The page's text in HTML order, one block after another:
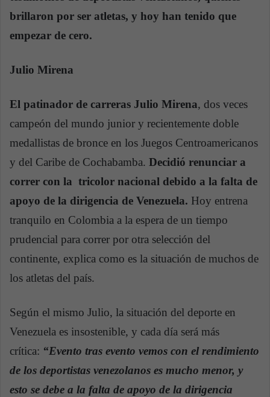
brillaron por ser atletas, y hoy han tenido que
empezar de cero.
Julio Mirena
El patinador de carreras Julio Mirena, dos veces
campeón del mundo junior y recientemente doble
medallistas de bronce en los Juegos Centroamericanos
y del Caribe de Cochabamba. Decidió renunciar a
correr con la tricolor nacional debido a la falta de
apoyo de la dirigencia de Venezuela. Hoy entrena
tranquilo en Colombia a la espera de un tiempo
prudencial para correr por otra selección del
continente, explica como es la situación de muchos de
los atletas del país.
Según el mismo Julio, la situación del deporte en
Venezuela es insostenible, y cada día será más
crítica: “Evento tras evento vemos con el rendimiento
de los deportistas venezolanos es mucho menor, y
esto se debe a la falta de apoyo de la dirigencia